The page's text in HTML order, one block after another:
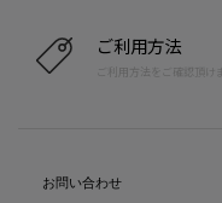
ご利用方法
ご利用方法をご確認頂け
お問い合わせ